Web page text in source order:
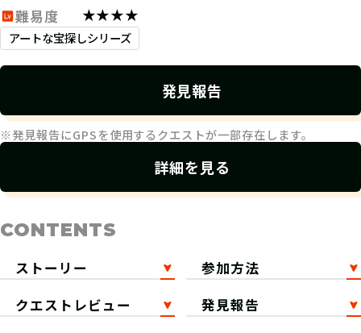
難易度
★★★★
アートな宝探しシリーズ
発見報告
※発見報告にGPSを使用するクエストが一部存在します。
詳細を見る
CONTENTS
ストーリー
参加方法
クエストレビュー
発見報告